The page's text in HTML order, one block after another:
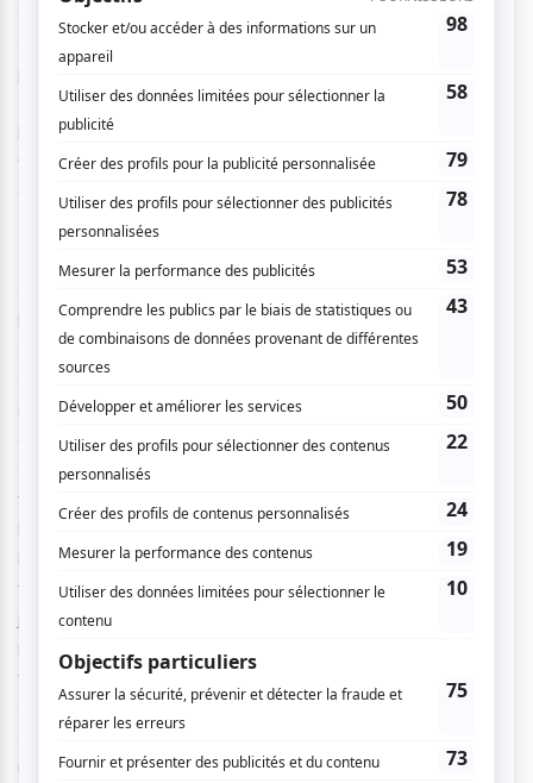
qui semble à vue de nez inoffensif… mais qui peut vite
professionnelle, fait irruption et leur propose un tutoriel.
Même si Eve n’a aucune envie de participer, Chloé finit par
la convaincre. Les deux amies ne savent pas encore qu’au
terme de cette aventure, elles devront faire le choix le plus
déchirant de leur longue amitié.
Portée par l’énergie débordante et contagieuse de Myriam
Fournier et Elisabeth Sirois, Nomme-moé est la rencontre
l’univers se situe quelque part entre En attendant Godot
de Beckett et l’humour mordant de La Poune. Le projet
célèbre l’humour et l’amitié au féminin, des thèmes
indissociables pour Elisabeth Sirois. Dans cette nouvelle
création, l’autrice explore la représentation de la femme,
celle des magazines, des publicités ou des vitrines qui nous
font avaler une image naïve et fragile, imaginée par des
hommes et qui est aujourd’hui embrassée par l’industrie de
la mode et des cosmétiques. Les talons hauts et le fond de
teint, vieux moules handicapants, sont plus résistants que
jamais. Pourtant, les femmes sont des centaines de
féminins sans être décriée comme étant contre-solidaire ?
Sa réponse : un spectacle drôle et percutant, décomplexé
et profondément enraciné dans l’authenticité féminine. Sa
mission ? Vous faire rire, sans aucun doute. Vous bousculer,